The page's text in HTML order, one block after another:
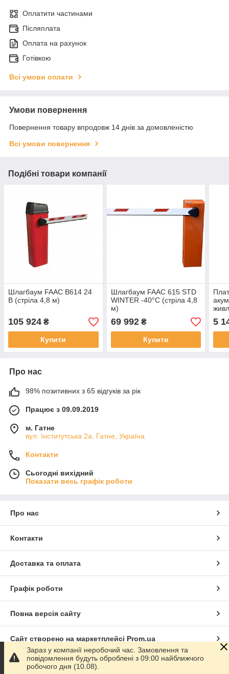
Оплатити частинами
Післяплата
Оплата на рахунок
Готівкою
Всі умови оплати
Умови повернення
Повернення товару впродовж 14 днів за домовленістю
Всі умови повернення
Подібні товари компанії
Шлагбаум FAAC B614 24
В (стріла 4,8 м)
105 924 ₴
Купити
Шлагбаум FAAC 615 STD
WINTER -40°C (стріла 4,8
м)
69 992₴
Купити
5
Про нас
98% позитивних з 65 відгуків за рік
Працює з 09.09.2019
м. Гатне
вул. Інститутська 2а, Гатне, Україна
Контакти
Сьогодні вихідний
Показати весь графік роботи
Про нас
Контакти
Доставка та оплата
Графік роботи
Повна версія сайту
Сайт створено на маркетплейсі Prom.ua
Політика конфіденційності
Зараз у компанії неробочий час. Замовлення та
повідомлення будуть оброблені з 09:00 найближчого
робочого дня (10.08).